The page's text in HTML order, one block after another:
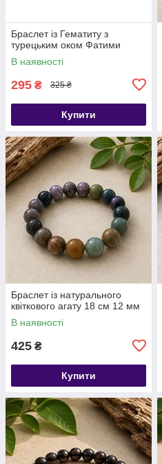
Браслет із Гематиту з
турецьким оком Фатими
В наявності
295 ₴ 325 ₴
Купити
​​​​​​​Браслет із натурального
квіткового агату 18 см 12 мм
В наявності
425 ₴
Купити